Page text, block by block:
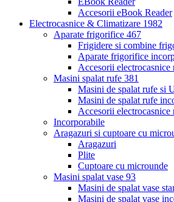
Accesorii eBook Reader
Electrocasnice & Climatizare 1982
Aparate frigorifice 467
Frigidere si combine
Aparate frigorifice
Accesorii
Masini spalat rufe 381
Masini de spalat rufe si
Masini de spalat rufe
Accesorii electrocasnice
Incorporabile
Aragazuri si cuptoare cu
Aragazuri
Plite
Cuptoare cu microunde
Masini spalat vase 93
Masini de spalat vase
Masini de spalat vase